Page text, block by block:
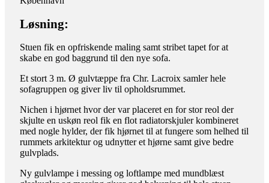
Løsning:
Stuen fik en opfriskende maling samt stribet tapet for at
skabe en god baggrund til den nye sofa.
Et stort 3 m. Ø gulvtæppe fra Chr. Lacroix samler hele
sofagruppen og giver liv til opholdsrummet.
Nichen i hjørnet hvor der var placeret en for stor reol der
skjulte en uskøn reol fik en flot radiatorskjuler kombineret
med nogle hylder, der fik hjørnet til at fungere som helhed til
rummets arkitektur og udnytter et hjørne samt give bedre
gulvplads.
Ny gulvlampe i messing og loftlampe med mundblæst